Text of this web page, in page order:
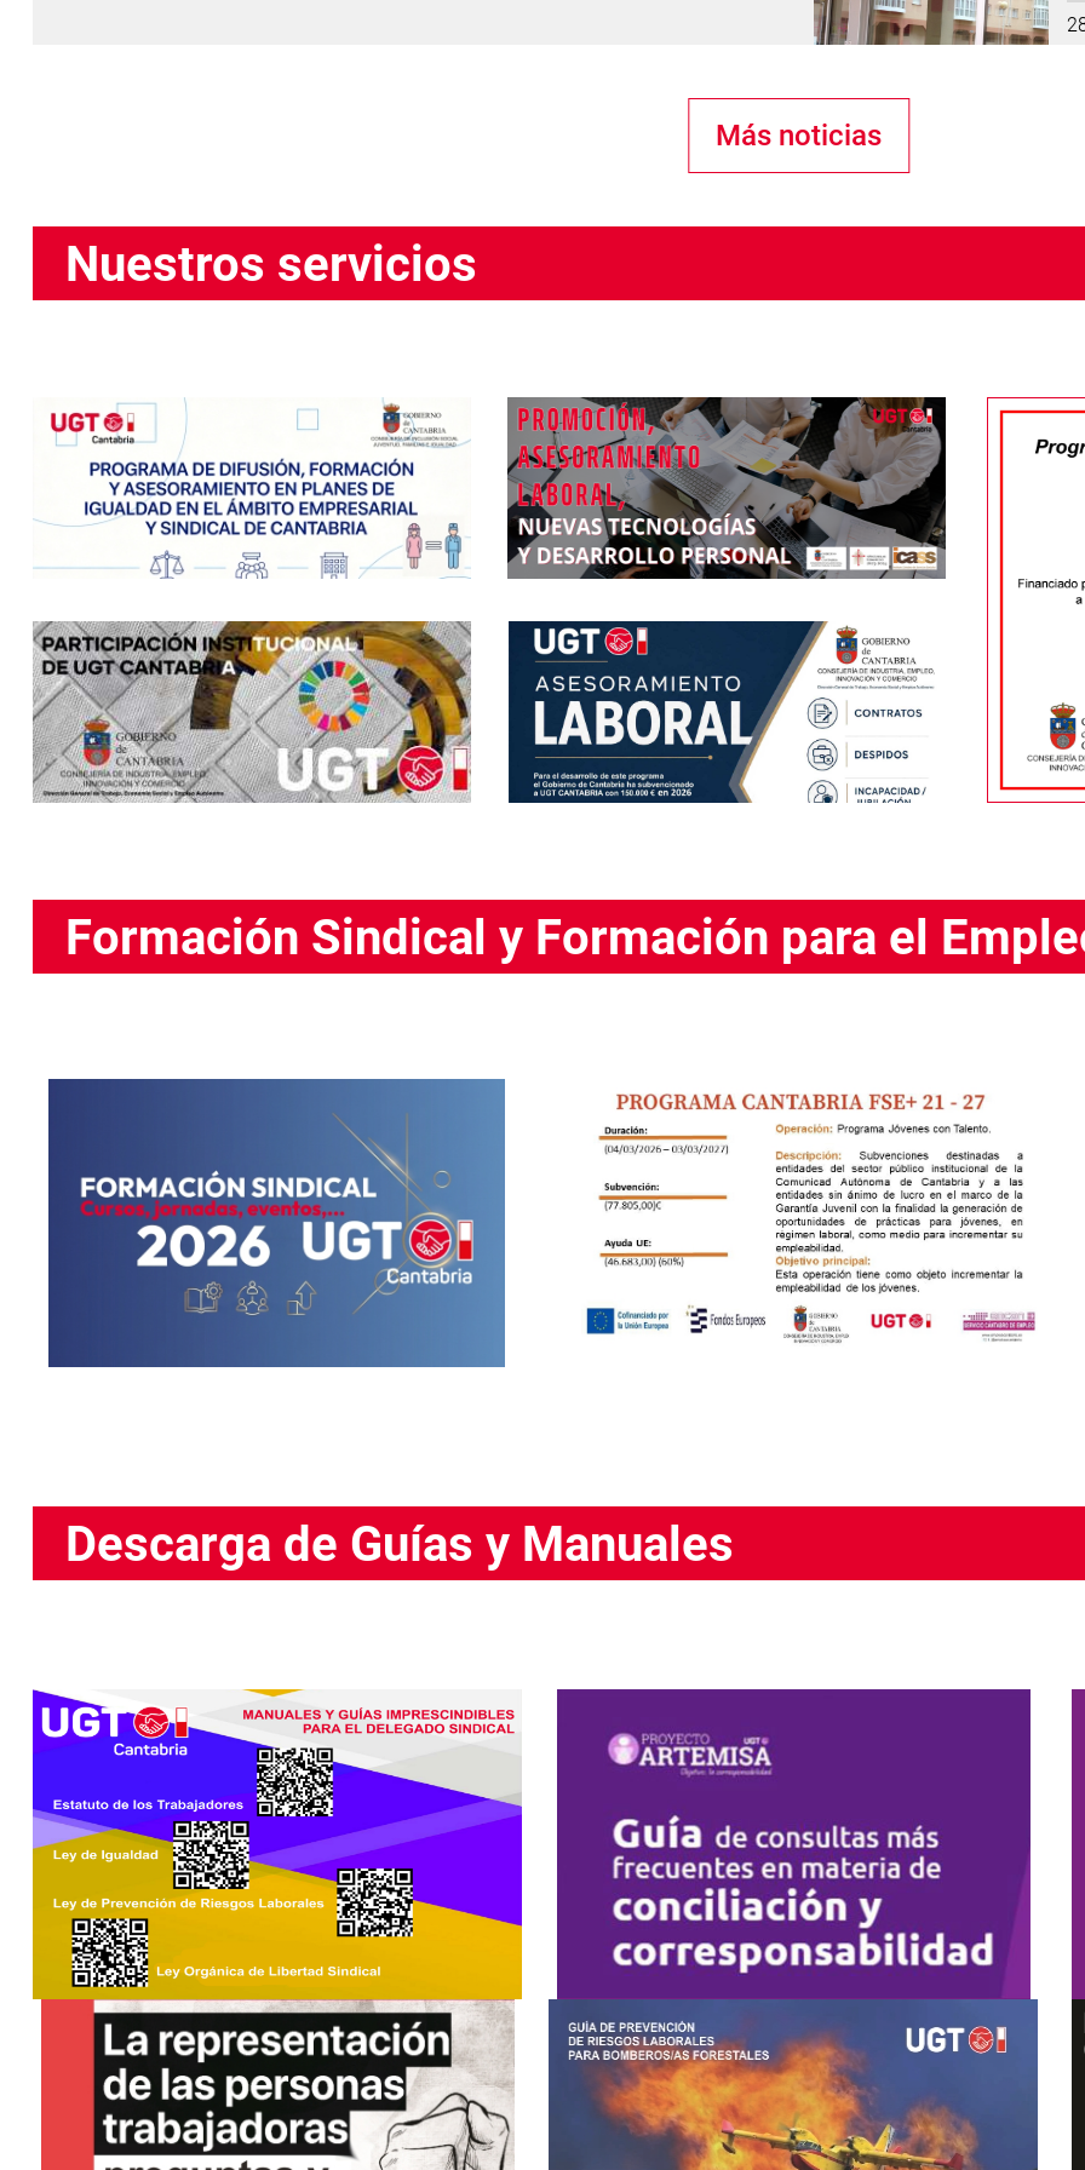
Más noticias
Nuestros servicios
Formación Sindical y Formación para el
Descarga de Guías y Manuales